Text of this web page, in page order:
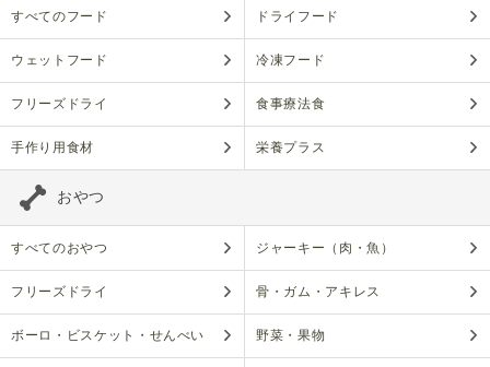
すべてのフード ドライフード
ウェットフード 冷凍フード
フリーズドライ 食事療法食
手作り用食材 栄養プラス
おやつ
すべてのおやつ ジャーキー（肉・魚）
フリーズドライ 骨・ガム・アキレス
ボーロ・ビスケット・せんべい 野菜・果物